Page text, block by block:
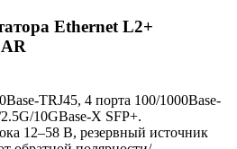
Ethernet L2+
TRJ45, 4 порта 100/1000Base-
10GBase-X SFP+.
12–58 В, резервный источник